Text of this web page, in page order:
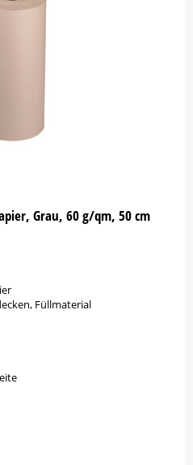
Grau, 60 g/qm, 50 cm
Füllmaterial